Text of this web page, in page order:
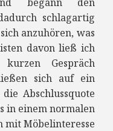
schlagartig
anzuhören, was
davon ließ ich
Gespräch
sich auf ein
Abschlussquote
in einem normalen
mit Möbelinteresse